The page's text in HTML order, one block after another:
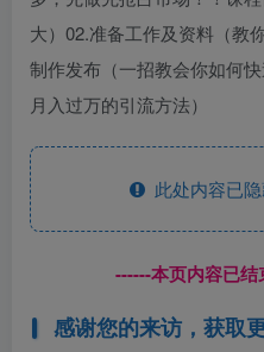
大）02.准备工作及资料（教
制作发布（一招教会你如何
月入过万的引流方法）
此处内容已隐
------本页内容已
感谢您的来访，获取